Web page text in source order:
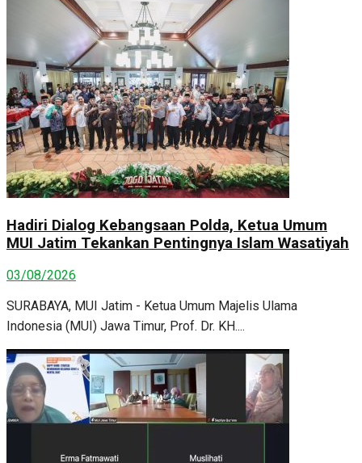
Hadiri Dialog Kebangsaan Polda, Ketua Umum
MUI Jatim Tekankan Pentingnya Islam Wasatiyah
03/08/2026
SURABAYA, MUI Jatim - Ketua Umum Majelis Ulama
Indonesia (MUI) Jawa Timur, Prof. Dr. KH....